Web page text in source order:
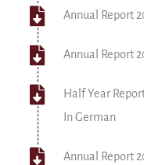
Annual Report
Annual Report
Half Year
In German
Annual Report